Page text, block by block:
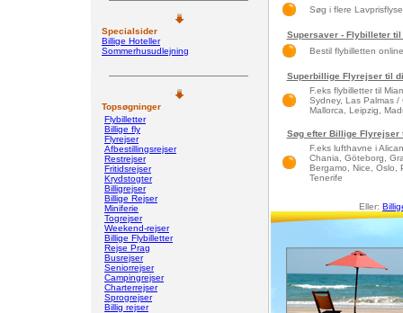
Specialsider
Billige Hoteller
Sommerhusudlejning
Topsøgninger
Flybilletter
Billige fly
Flyrejser
Afbestillingsrejser
Restrejser
Fritidsrejser
Krydstogter
Billigrejser
Billige Rejser
Miniferie
Togrejser
Weekend-rejser
Billige Flybilletter
Rejse Prag
Busrejser
Seniorrejser
Campingrejser
Charterrejser
Sprogrejser
Billig rejser
Søg i flere
Supersaver - Flybilleter
Bestil flybilletten
Superbillige Flyrejser til
F.eks flybilletter til
Sydney, Las Palmas /
Mallorca, Leipzig,
Søg efter Billige Flyrejser
F.eks lufthavne i
Chania, Göteborg,
Bergamo, Nice, Oslo,
Tenerife
Eller: